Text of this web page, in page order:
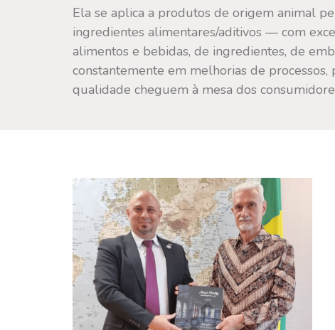
Ela se aplica a produtos de origem animal
ingredientes alimentares/aditivos — com
alimentos e bebidas, de ingredientes, de
constantemente em melhorias de
qualidade cheguem à mesa dos